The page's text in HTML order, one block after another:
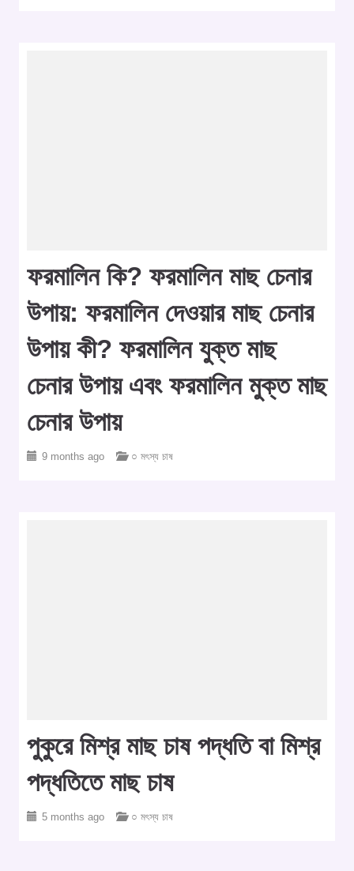
ফরমালিন কি? ফরমালিন মাছ চেনার
উপায়: ফরমালিন দেওয়ার মাছ চেনার
উপায় কী? ফরমালিন যুক্ত মাছ
চেনার উপায় এবং ফরমালিন মুক্ত মাছ
চেনার উপায়
9 months ago ○ মৎস্য চাষ
পুকুরে মিশ্র মাছ চাষ পদ্ধতি বা মিশ্র
পদ্ধতিতে মাছ চাষ
5 months ago ○ মৎস্য চাষ